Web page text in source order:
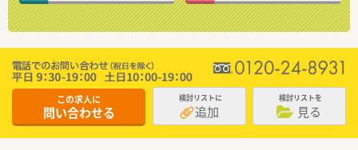
この求人に
問い合わせる
検討リストに
追加
検討リストを
見る